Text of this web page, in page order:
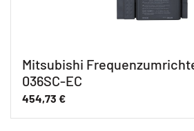
Mitsubishi
036SC-EC
454,73 €